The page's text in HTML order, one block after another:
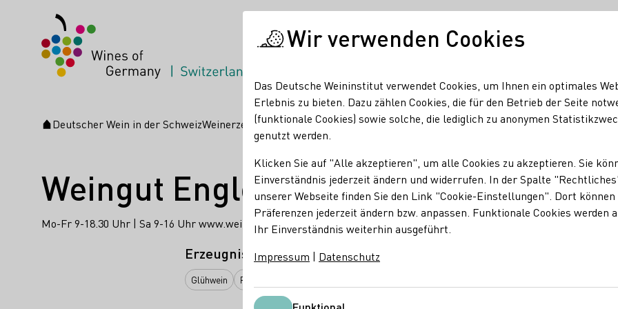
Deutscher
Startseite
Deutscher Wein in der SchweizWeinerzeugerWeingut Engler
Weingut Engler
Mo-Fr 9-18.30 Uhr | Sa 9-16 Uhr www.weingut-engler.de
Erzeugnisse
Glühwein Perlwein / Secco
Wir verwenden Cookies
Das Deutsche Weininstitut verwendet Cookies, um Ihnen ein optimales
Erlebnis zu bieten. Dazu zählen Cookies, die für den Betrieb der Seite
(funktionale Cookies) sowie solche, die lediglich zu anonymen
genutzt werden.
Klicken Sie auf "Alle akzeptieren", um alle Cookies zu akzeptieren. Sie
Einverständnis jederzeit ändern und widerrufen. In der Spalte
unserer Webseite finden Sie den Link "Cookie-Einstellungen". Dort können
Präferenzen jederzeit ändern bzw. anpassen. Funktionale Cookies werden
Ihr Einverständnis weiterhin ausgeführt.
Impressum | Datenschutz